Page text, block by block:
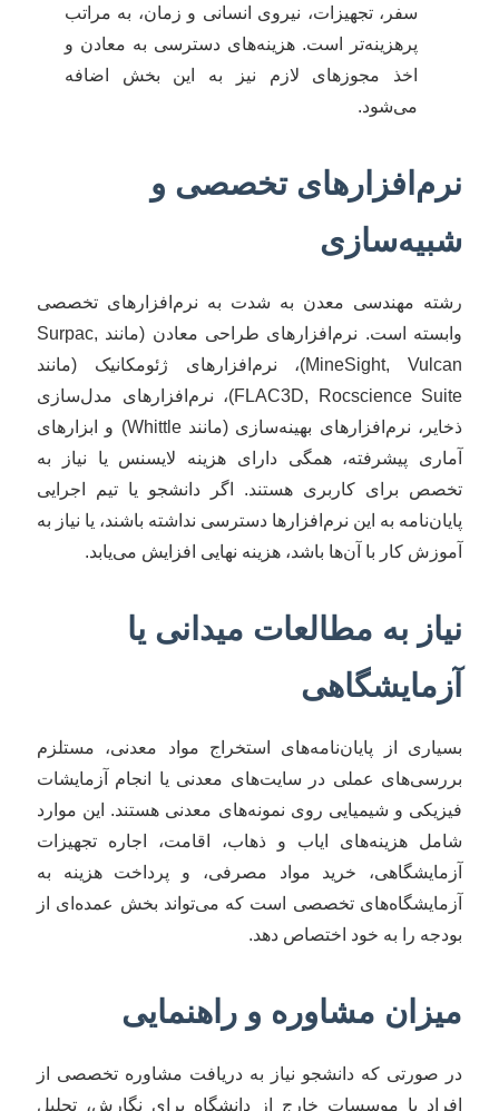
سفر، تجهیزات، نیروی انسانی و زمان، به مراتب
پرهزینه‌تر است. هزینه‌های دسترسی به معادن و
اخذ مجوزهای لازم نیز به این بخش اضافه
می‌شود.
نرم‌افزارهای تخصصی و
شبیه‌سازی
رشته مهندسی معدن به شدت به نرم‌افزارهای تخصصی
وابسته است. نرم‌افزارهای طراحی معادن (مانند Surpac,
MineSight, Vulcan)، نرم‌افزارهای ژئومکانیک (مانند
FLAC3D, Rocscience Suite)، نرم‌افزارهای مدل‌سازی
ذخایر، نرم‌افزارهای بهینه‌سازی (مانند Whittle) و ابزارهای
آماری پیشرفته، همگی دارای هزینه لایسنس یا نیاز به
تخصص برای کاربری هستند. اگر دانشجو یا تیم اجرایی
پایان‌نامه به این نرم‌افزارها دسترسی نداشته باشند، یا نیاز به
آموزش کار با آن‌ها باشد، هزینه نهایی افزایش می‌یابد.
نیاز به مطالعات میدانی یا
آزمایشگاهی
بسیاری از پایان‌نامه‌های استخراج مواد معدنی، مستلزم
بررسی‌های عملی در سایت‌های معدنی یا انجام آزمایشات
فیزیکی و شیمیایی روی نمونه‌های معدنی هستند. این موارد
شامل هزینه‌های ایاب و ذهاب، اقامت، اجاره تجهیزات
آزمایشگاهی، خرید مواد مصرفی، و پرداخت هزینه به
آزمایشگاه‌های تخصصی است که می‌تواند بخش عمده‌ای از
بودجه را به خود اختصاص دهد.
میزان مشاوره و راهنمایی
در صورتی که دانشجو نیاز به دریافت مشاوره تخصصی از
افراد یا موسسات خارج از دانشگاه برای نگارش، تحلیل